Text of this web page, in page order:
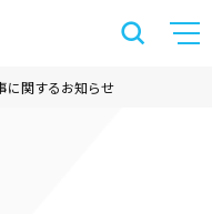
に関するお知らせ